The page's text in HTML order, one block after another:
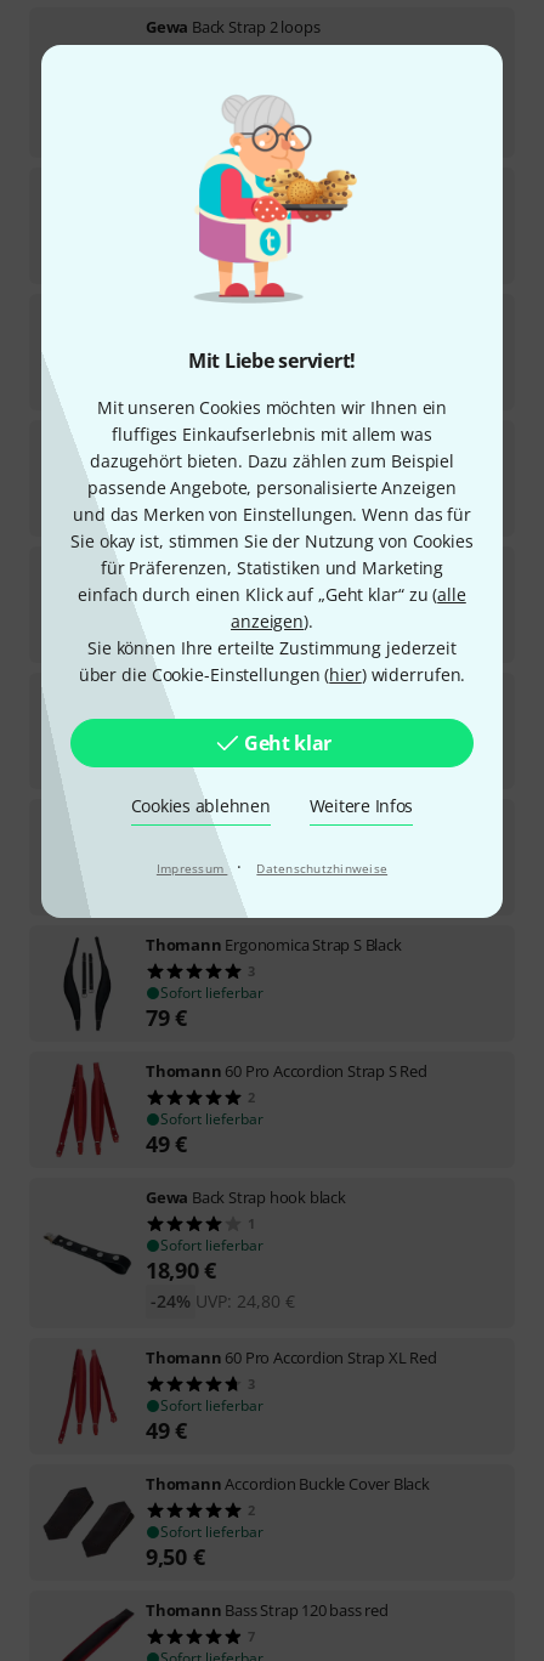
Mit Liebe serviert!
Mit unseren Cookies möchten wir Ihnen ein
fluffiges Einkaufserlebnis mit allem was
dazugehört bieten. Dazu zählen zum Beispiel
passende Angebote, personalisierte Anzeigen
und das Merken von Einstellungen. Wenn das für
Sie okay ist, stimmen Sie der Nutzung von Cookies
für Präferenzen, Statistiken und Marketing
einfach durch einen Klick auf „Geht klar“ zu (alle
anzeigen).
Sie können Ihre erteilte Zustimmung jederzeit
über die Cookie-Einstellungen (hier) widerrufen.
Geht klar
Cookies ablehnen Weitere Infos
Impressum · Datenschutzhinweise
Gewa Back Strap 2 loops
UVP:25,50 €
Hohner Strap Bracket
7
Sofort lieferbar
€
Sofort lieferbar
Thomann 70 Pro Accordion Strap XL DB
4
Sofort lieferbar
59 €
MinotaurAC-3 Accordion Strap Gold
3
Sofort lieferbar
59 €
Thomann 80 Pro Accordion Strap XL BK
14
Sofort lieferbar
79€
NeotechPad-It Accordion Straps
Sofort lieferbar
Thomann Ergonomica Strap S Black
3
Sofort lieferbar
79€
Thomann 60 Pro Accordion Strap S Red
2
Sofort lieferbar
49€
Gewa Back Strap hook black
1
Sofort lieferbar
18,90€
UVP: 24,80 €
-24%
Thomann 60 Pro Accordion Strap XL Red
3
Sofort lieferbar
49€
ThomannAccordion Buckle Cover Black
2
Sofort lieferbar
9,50 €
Thomann Bass Strap 120 bass red
7